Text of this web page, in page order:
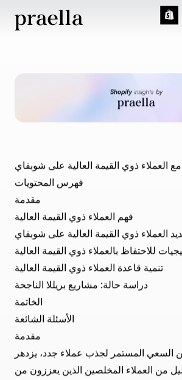
قوية مع العملاء
Shopify |
مع العملاء ذوي القيمة العالية على شوبفاي
فهرس المحتويات